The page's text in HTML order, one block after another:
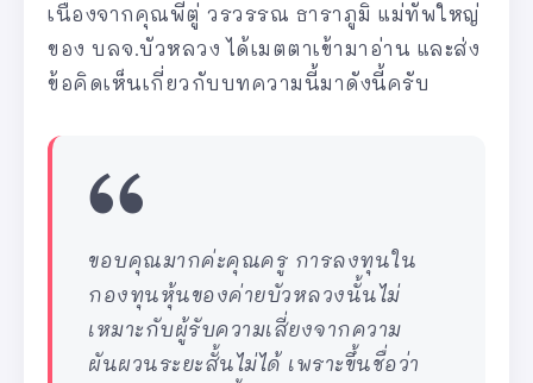
เนื่องจากคุณพี่ตู่ วรวรรณ ธาราภูมิ แม่ทัพใหญ่
ของ บลจ.บัวหลวง ได้เมตตาเข้ามาอ่าน และส่ง
ข้อคิดเห็นเกี่ยวกับบทความนี้มาดังนี้ครับ
ขอบคุณมากค่ะคุณครู การลงทุนใน
กองทุนหุ้นของค่ายบัวหลวงนั้นไม่
เหมาะกับผู้รับความเสี่ยงจากความ
ผันผวนระยะสั้นไม่ได้ เพราะขึ้นชื่อว่า